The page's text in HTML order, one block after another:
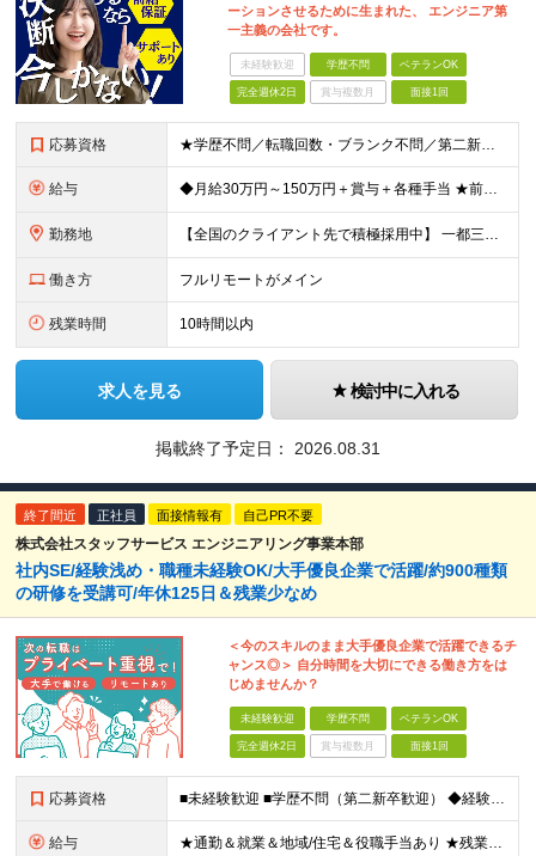
ーションさせるために生まれた、 エンジニア第
一主義の会社です。
未経験歓迎 学歴不問 ベテランOK
完全週休2日 賞与複数月 面接1回
応募資格 ★学歴不問／転職回数・ブランク不問／第二新卒も歓迎！ 【応募条件】 エンジニア実務経験がある方 ※領域や担当工程は問いません。 ◎学歴・ブランク・転職回数不問。 ◎選考はWebで完結！即日内定も！
給与 ◆月給30万円～150万円＋賞与＋各種手当 ★前職給与保証／スキル・経験により決定します。 ★給与は案件単価に完全連動 ★案件の契約内容や昇給、賞与額はすべて開示いたします。 ※上記給与には、月3
勤務地 【全国のクライアント先で積極採用中】 一都三県／関西／九州／東海を中心に全国の案件をご用意。 ★完全在宅勤務も可！ ★プロジェクトは完全選択制 ★フルリモート案件の選択も可能 【100％希望の案件に
働き方 フルリモートがメイン
残業時間 10時間以内
求人を見る 検討中に入れる
掲載終了予定日： 2026.08.31
終了間近 正社員 面接情報有 自己PR不要
株式会社スタッフサービス エンジニアリング事業本部
社内SE/経験浅め・職種未経験OK/大手優良企業で活躍/約900種類
の研修を受講可/年休125日＆残業少なめ
＜今のスキルのまま大手優良企業で活躍できるチ
ャンス◎＞ 自分時間を大切にできる働き方をは
じめませんか？
未経験歓迎 学歴不問 ベテランOK
完全週休2日 賞与複数月 面接1回
応募資格 ■未経験歓迎 ■学歴不問（第二新卒歓迎） ◆経験は一切問いません ◆転職回数・ブランク期間も不問 ◆面接というよりは“リラックス面談”です ≪こんな方をお待ちしています≫ ・地道にコツコツ作業が得
給与 ★通勤＆就業＆地域/住宅＆役職手当あり ★残業代は全額支給 ★選べる給与制度あり！ ■東京・神奈川・千葉・埼玉勤務の場合 月給24.5万円～55万円＋諸手当 （残業代は全額支給） (20,000円の